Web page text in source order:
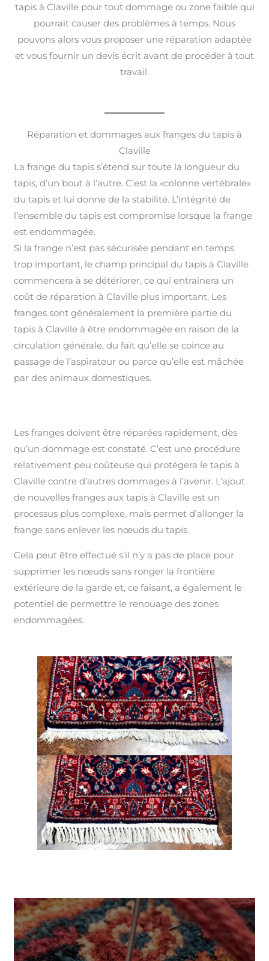
tapis à Claville pour tout dommage ou zone faible qui
pourrait causer des problèmes à temps. Nous
pouvons alors vous proposer une réparation adaptée
et vous fournir un devis écrit avant de procéder à tout
travail.
Réparation et dommages aux franges du tapis à
Claville
La frange du tapis s’étend sur toute la longueur du
tapis, d’un bout à l’autre. C’est la «colonne vertébrale»
du tapis et lui donne de la stabilité. L’intégrité de
l’ensemble du tapis est compromise lorsque la frange
est endommagée.
Si la frange n’est pas sécurisée pendant en temps
trop important, le champ principal du tapis à Claville
commencera à se détériorer, ce qui entrainera un
coût de réparation à Claville plus important. Les
franges sont généralement la première partie du
tapis à Claville à être endommagée en raison de la
circulation générale, du fait qu’elle se coince au
passage de l’aspirateur ou parce qu’elle est mâchée
par des animaux domestiques.
Les franges doivent être réparées rapidement, dès
qu’un dommage est constaté. C’est une procédure
relativement peu coûteuse qui protégera le tapis à
Claville contre d’autres dommages à l’avenir. L’ajout
de nouvelles franges aux tapis à Claville est un
processus plus complexe, mais permet d’allonger la
frange sans enlever les nœuds du tapis.
Cela peut être effectué s’il n’y a pas de place pour
supprimer les nœuds sans ronger la frontière
extérieure de la garde et, ce faisant, a également le
potentiel de permettre le renouage des zones
endommagées.